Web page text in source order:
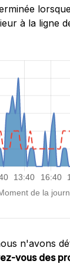
à la ligne
n'avons
vous des